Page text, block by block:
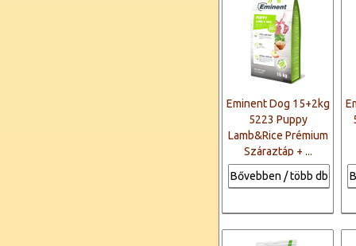
Eminent Dog 15+2kg
5223 Puppy
Lamb&Rice Prémium
Száraztáp + ...
Bővebben / több db